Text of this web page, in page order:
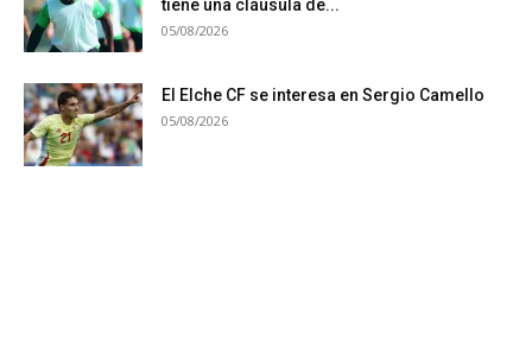
tiene una cláusula de...
05/08/2026
El Elche CF se interesa en Sergio Camello
05/08/2026